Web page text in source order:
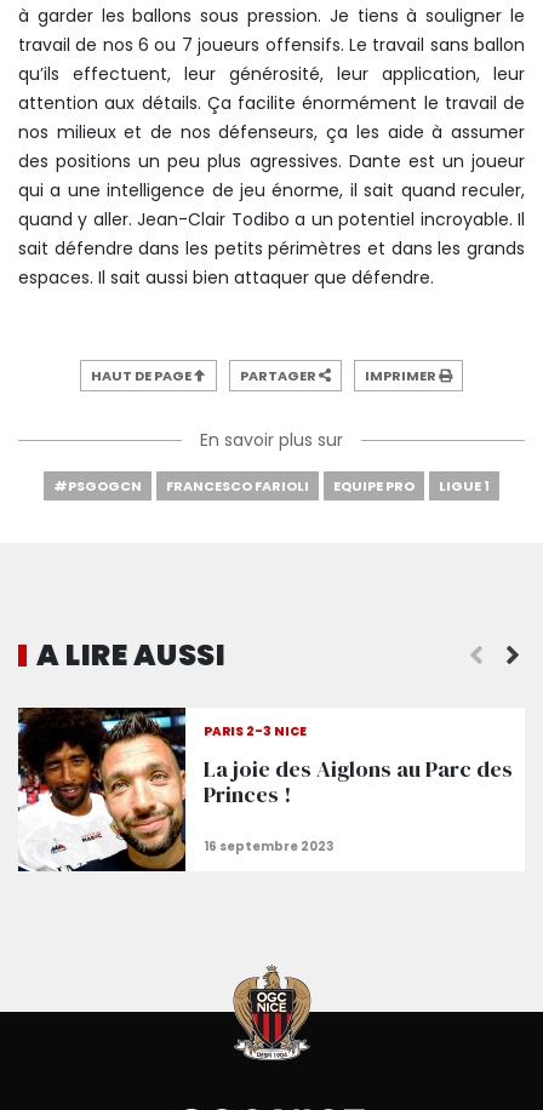
à garder les ballons sous pression. Je tiens à souligner le
travail de nos 6 ou 7 joueurs offensifs. Le travail sans ballon
qu’ils effectuent, leur générosité, leur application, leur
attention aux détails. Ça facilite énormément le travail de
nos milieux et de nos défenseurs, ça les aide à assumer
des positions un peu plus agressives. Dante est un joueur
qui a une intelligence de jeu énorme, il sait quand reculer,
quand y aller. Jean-Clair Todibo a un potentiel incroyable. Il
sait défendre dans les petits périmètres et dans les grands
espaces. Il sait aussi bien attaquer que défendre.
HAUT DE PAGE PARTAGER IMPRIMER
En savoir plus sur
#PSGOGCN FRANCESCO FARIOLI EQUIPE PRO LIGUE 1
A LIRE AUSSI
PARIS 2-3 NICE
La joie des Aiglons au Parc des
Princes !
2 places à gagner pour le match retour face au